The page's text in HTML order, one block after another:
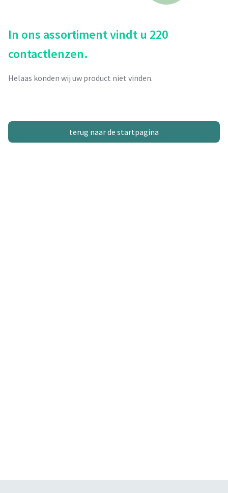
In ons assortiment vindt u 220
contactlenzen.
Helaas konden wij uw product niet vinden.
terug naar de startpagina